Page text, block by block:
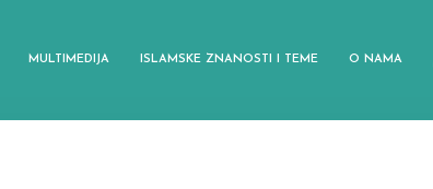
MULTIMEDIJA ISLAMSKE ZNANOSTI I TEME O NAMA